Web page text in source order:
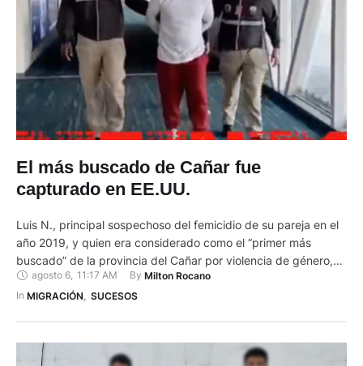
El más buscado de Cañar fue
capturado en EE.UU.
Luis N., principal sospechoso del femicidio de su pareja en el
año 2019, y quien era considerado como el “primer más
buscado” de la provincia del Cañar por violencia de género,
fue capturado en Estados Unidos, anunció la Policía Nacional
el 5 de agosto de 2025. Las autoridades manifestaron que la
agosto 6, 11:17 AM By Milton Rocano
In MIGRACIÓN SUCESOS